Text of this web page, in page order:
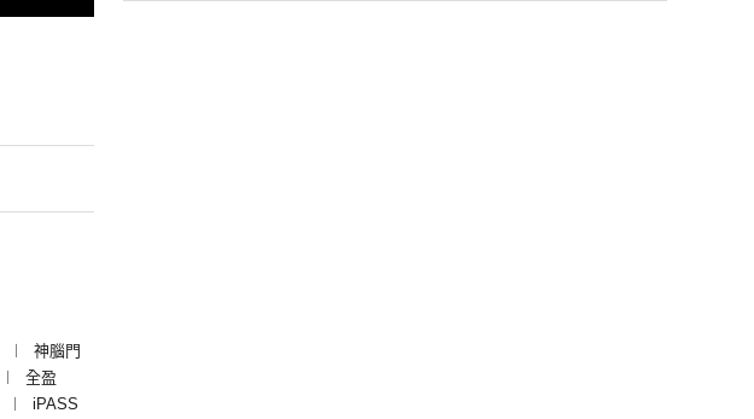
︱
神腦門
︱
全盈
︱
iPASS